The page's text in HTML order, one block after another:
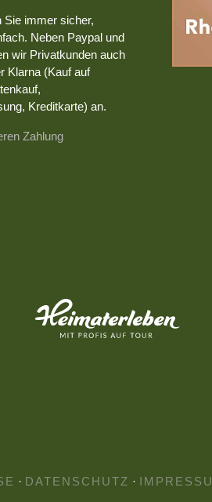
Sie immer sicher,
Neben Paypal und
wir Privatkunden auch
Klarna (Kauf auf
Kreditkarte) an.
Zahlung
· DATENSCHUTZ ·